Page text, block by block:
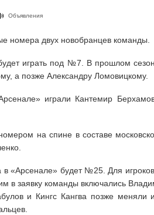
Объявления
номера двух новобранцев команды.
играть под №7. В прошлом
а позже Александру Ломовицкому.
играли Кантемир
на спине в составе
«Арсенале» будет №25. Для игроков
в заявку команды включались
и Кингс Кангва позже